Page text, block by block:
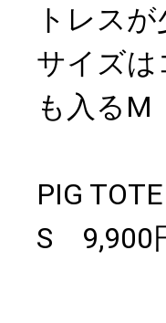
トレス
サイズは
も入るM
PIG
S 9,900